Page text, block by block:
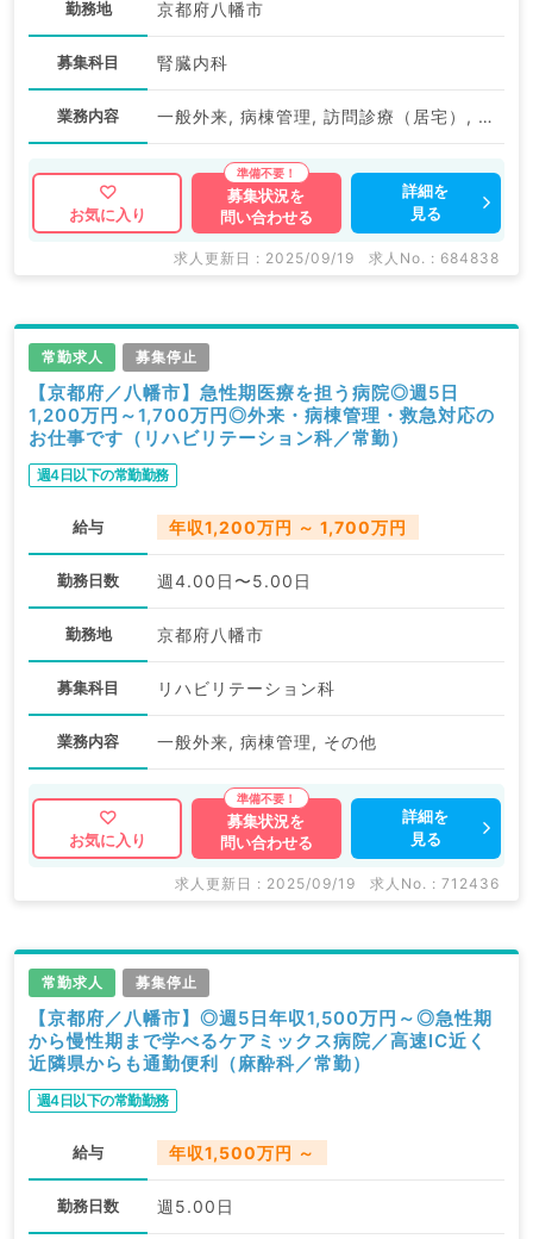
勤務地 京都府八幡市
募集科目 腎臓内科
業務内容 一般外来, 病棟管理, 訪問診療（居宅）, 訪問診療（施設）, 透析管理
お気に入り
募集状況を
問い合わせる
詳細を
見る
求人更新日 : 2025/09/19 求人No. : 684838
常勤求人 募集停止
【京都府／八幡市】急性期医療を担う病院◎週5日
1,200万円～1,700万円◎外来・病棟管理・救急対応の
お仕事です（リハビリテーション科／常勤）
週4日以下の常勤勤務
給与 年収1,200万円 ～ 1,700万円
勤務日数 週4.00日〜5.00日
勤務地 京都府八幡市
募集科目 リハビリテーション科
業務内容 一般外来, 病棟管理, その他
お気に入り
募集状況を
問い合わせる
詳細を
見る
求人更新日 : 2025/09/19 求人No. : 712436
常勤求人 募集停止
【京都府／八幡市】◎週5日年収1,500万円～◎急性期
から慢性期まで学べるケアミックス病院／高速IC近く
近隣県からも通勤便利（麻酔科／常勤）
週4日以下の常勤勤務
給与 年収1,500万円 ～
勤務日数 週5.00日